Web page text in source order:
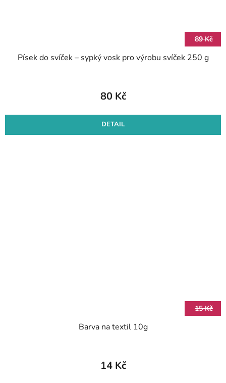
89 Kč
Písek do svíček – sypký vosk pro výrobu svíček 250 g
80 Kč
DETAIL
15 Kč
Barva na textil 10g
14 Kč